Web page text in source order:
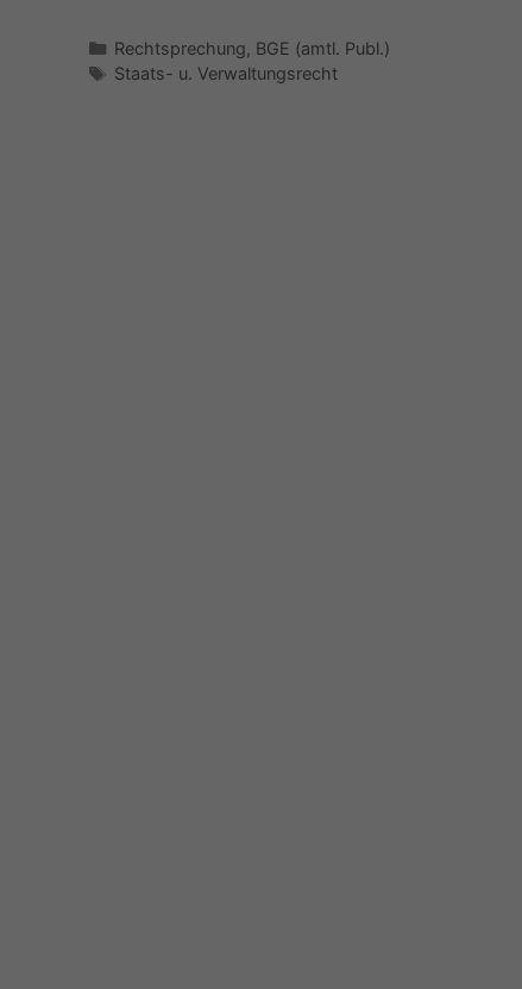
Kategorien
Rechtsprechung, BGE (amtl. Publ.)
Schlagwörter
Staats- u. Verwaltungsrecht